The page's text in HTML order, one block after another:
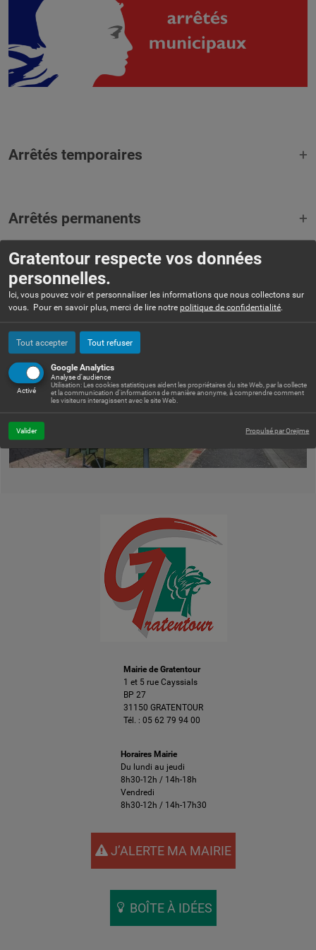
Gratentour respecte vos données
personnelles.
Ici, vous pouvez voir et personnaliser les informations que nous collectons sur
vous. Pour en savoir plus, merci de lire notre politique de confidentialité.
Tout accepter Tout refuser
Google Analytics
Activé
Analyse d'audience
Utilisation: Les cookies statistiques aident les propriétaires du site Web, par la collecte
et la communication d'informations de manière anonyme, à comprendre comment
les visiteurs interagissent avec le site Web.
Valider Propulsé par Orejime
Arrêtés temporaires
Arrêtés permanents
hôtel de ville
Mairie de Gratentour
1 et 5 rue Cayssials
BP 27
31150 GRATENTOUR
Tél. : 05 62 79 94 00
Horaires Mairie
Du lundi au jeudi
8h30-12h / 14h-18h
Vendredi
8h30-12h / 14h-17h30
J’ALERTE MA MAIRIE
BOÎTE À IDÉES